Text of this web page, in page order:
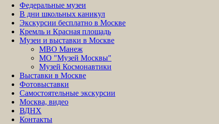
Федеральные музеи
В дни школьных каникул
Экскурсии бесплатно в Москве
Кремль и Красная площадь
Музеи и выставки в Москве
МВО Манеж
МО "Музей Москвы"
Музей Космонавтики
Выставки в Москве
Фотовыставки
Самостоятельные экскурсии
Москва, видео
ВДНХ
Контакты